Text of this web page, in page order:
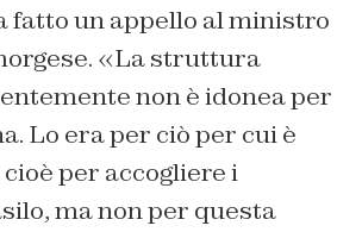
fatto un appello al ministro
«La struttura
non è idonea per
Lo era per ciò per cui è
per accogliere i
ma non per questa